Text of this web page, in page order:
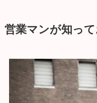
営業マンが知っ